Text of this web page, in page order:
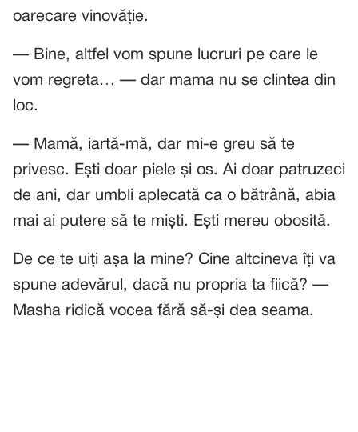
oarecare vinovăție.
— Bine, altfel vom spune lucruri pe care le
vom regreta… — dar mama nu se clintea din
loc.
— Mamă, iartă-mă, dar mi-e greu să te
privesc. Ești doar piele și os. Ai doar patruzeci
de ani, dar umbli aplecată ca o bătrână, abia
mai ai putere să te miști. Ești mereu obosită.
De ce te uiți așa la mine? Cine altcineva îți va
spune adevărul, dacă nu propria ta fiică? —
Masha ridică vocea fără să-și dea seama.